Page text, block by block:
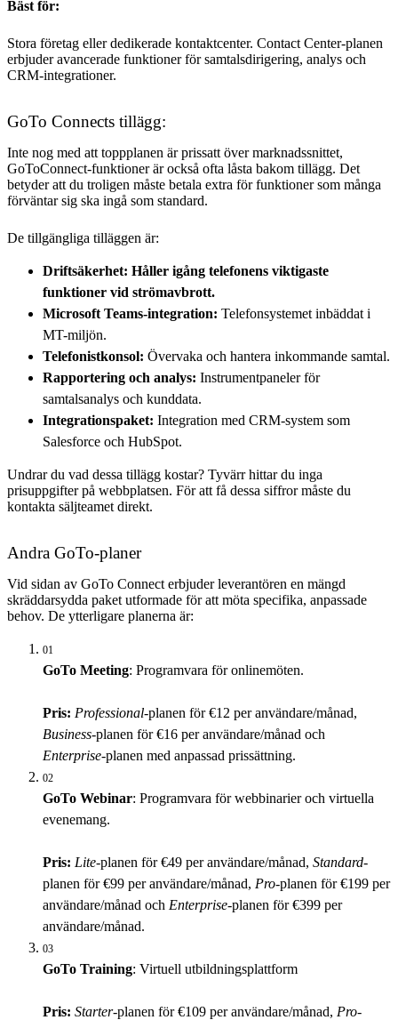
Bäst för:
Stora företag eller dedikerade kontaktcenter. Contact Center-planen
erbjuder avancerade funktioner för samtalsdirigering, analys och
CRM-integrationer.
GoTo Connects tillägg:
Inte nog med att toppplanen är prissatt över marknadssnittet,
GoToConnect-funktioner är också ofta låsta bakom tillägg. Det
betyder att du troligen måste betala extra för funktioner som många
förväntar sig ska ingå som standard.
De tillgängliga tilläggen är:
Driftsäkerhet: Håller igång telefonens viktigaste
funktioner vid strömavbrott.
Microsoft Teams-integration: Telefonsystemet inbäddat i
MT-miljön.
Telefonistkonsol: Övervaka och hantera inkommande samtal.
Rapportering och analys: Instrumentpaneler för
samtalsanalys och kunddata.
Integrationspaket: Integration med CRM-system som
Salesforce och HubSpot.
Undrar du vad dessa tillägg kostar? Tyvärr hittar du inga
prisuppgifter på webbplatsen. För att få dessa siffror måste du
kontakta säljteamet direkt.
Andra GoTo-planer
Vid sidan av GoTo Connect erbjuder leverantören en mängd
skräddarsydda paket utformade för att möta specifika, anpassade
behov. De ytterligare planerna är:
01
GoTo Meeting: Programvara för onlinemöten.
Pris: Professional-planen för €12 per användare/månad,
Business-planen för €16 per användare/månad och
Enterprise-planen med anpassad prissättning.
02
GoTo Webinar: Programvara för webbinarier och virtuella
evenemang.
Pris: Lite-planen för €49 per användare/månad, Standard-
planen för €99 per användare/månad, Pro-planen för €199 per
användare/månad och Enterprise-planen för €399 per
användare/månad.
03
GoTo Training: Virtuell utbildningsplattform
Pris: Starter-planen för €109 per användare/månad, Pro-